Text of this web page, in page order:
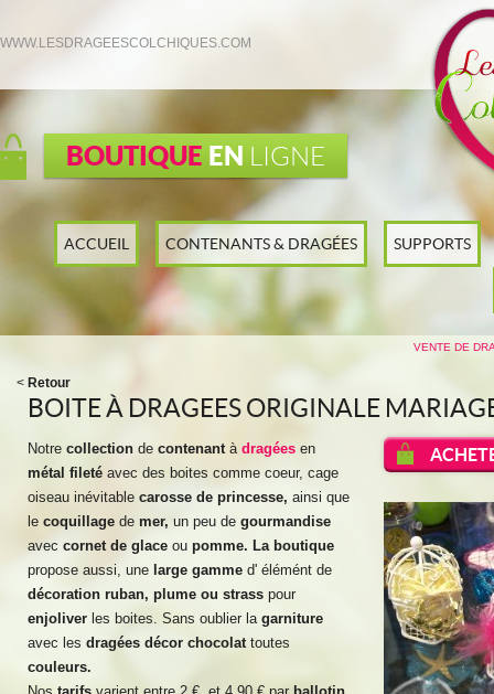
WWW.LESDRAGEESCOLCHIQUES.COM
BOUTIQUE EN LIGNE
ACCUEIL CONTENANTS & DRAGÉES SUPPORTS
VENTE DE
< Retour
BOITE À DRAGEES ORIGINALE
Notre collection de contenant à dragées en
métal fileté avec des boites comme coeur, cage
oiseau inévitable carosse de princesse, ainsi que
le coquillage de mer, un peu de gourmandise
avec cornet de glace ou pomme. La boutique
propose aussi, unelarge gamme d' élémént de
décoration ruban, plume ou strass pour
enjoliverles boites. Sans oublier lagarniture
avec les dragées décor chocolat toutes
couleurs.